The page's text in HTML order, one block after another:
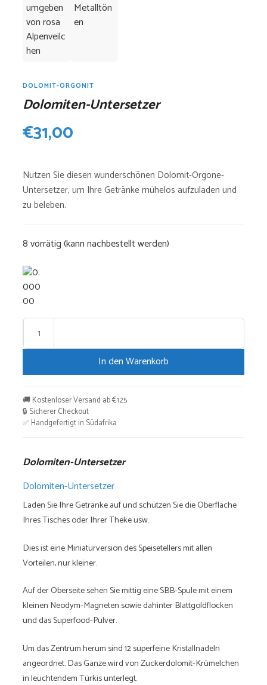
DOLOMIT-ORGONIT
Dolomiten-Untersetzer
€31,00
Nutzen Sie diesen wunderschönen Dolomit-Orgone-
Untersetzer, um Ihre Getränke mühelos aufzuladen und
zu beleben.
8 vorrätig (kann nachbestellt werden)
Dolomiten-
Untersetzer
In den Warenkorb
🚚 Kostenloser Versand ab €125
🔒 Sicherer Checkout
✅ Handgefertigt in Südafrika
Dolomiten-Untersetzer
Dolomiten-Untersetzer
Laden Sie Ihre Getränke auf und schützen Sie die Oberfläche
Ihres Tisches oder Ihrer Theke usw.
Dies ist eine Miniaturversion des Speisetellers mit allen
Vorteilen, nur kleiner.
Auf der Oberseite sehen Sie mittig eine SBB-Spule mit einem
kleinen Neodym-Magneten sowie dahinter Blattgoldflocken
und das Superfood-Pulver.
Um das Zentrum herum sind 12 superfeine Kristallnadeln
angeordnet. Das Ganze wird von Zuckerdolomit-Krümelchen
in leuchtendem Türkis unterlegt.